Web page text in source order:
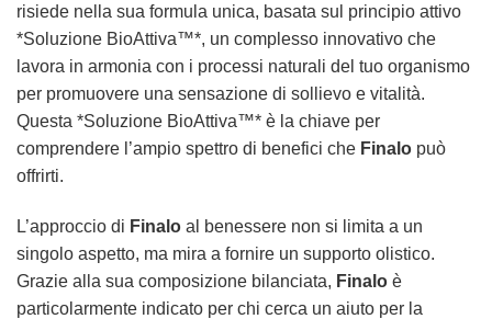
risiede nella sua formula unica, basata sul principio attivo
*Soluzione BioAttiva™*, un complesso innovativo che
lavora in armonia con i processi naturali del tuo organismo
per promuovere una sensazione di sollievo e vitalità.
Questa *Soluzione BioAttiva™* è la chiave per
comprendere l’ampio spettro di benefici che Finalo può
offrirti.
L’approccio di Finalo al benessere non si limita a un
singolo aspetto, ma mira a fornire un supporto olistico.
Grazie alla sua composizione bilanciata, Finalo è
particolarmente indicato per chi cerca un aiuto per la